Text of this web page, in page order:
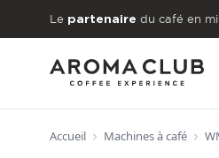
Aller au contenu principal
Le partenaire du café en
Accueil Machines à café